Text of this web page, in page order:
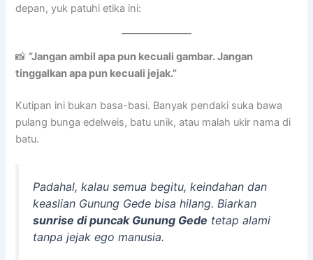
depan, yuk patuhi etika ini:
📸 “Jangan ambil apa pun kecuali gambar. Jangan
tinggalkan apa pun kecuali jejak.”
Kutipan ini bukan basa-basi. Banyak pendaki suka bawa
pulang bunga edelweis, batu unik, atau malah ukir nama di
batu.
Padahal, kalau semua begitu, keindahan dan
keaslian Gunung Gede bisa hilang. Biarkan
sunrise di puncak Gunung Gede tetap alami
tanpa jejak ego manusia.